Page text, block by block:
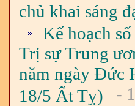
chủ khai sáng
Kế hoạch
Trị sự Trung
năm ngày Đức
18/5 Ất Tỵ)
-